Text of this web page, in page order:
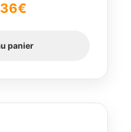
€
panier